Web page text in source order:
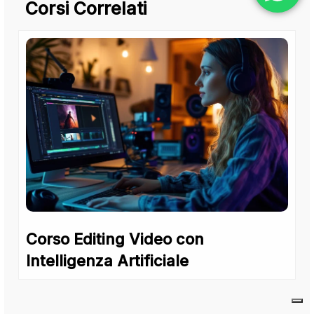
Corsi Correlati
Corso Editing Video con
Intelligenza Artificiale